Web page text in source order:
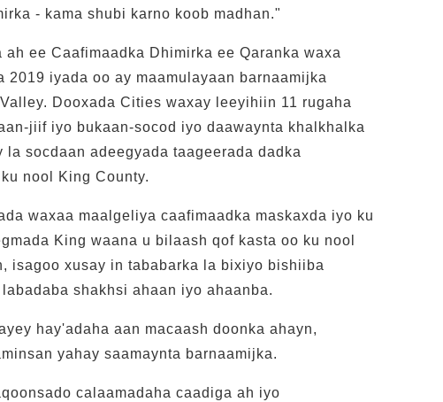
- kama shubi karno koob madhan."
ee Caafimaadka Dhimirka ee Qaranka waxa
2019 iyada oo ay maamulayaan barnaamijka
Dooxada Cities waxay leeyihiin 11 rugaha
jiif iyo bukaan-socod iyo daawaynta khalkhalka
socdaan adeegyada taageerada dadka
nool King County.
waxaa maalgeliya caafimaadka maskaxda iyo ku
King waana u bilaash qof kasta oo ku nool
isagoo xusay in tababarka la bixiyo bishiiba
shakhsi ahaan iyo ahaanba.
hay'adaha aan macaash doonka ahayn,
yahay saamaynta barnaamijka.
calaamadaha caadiga ah iyo